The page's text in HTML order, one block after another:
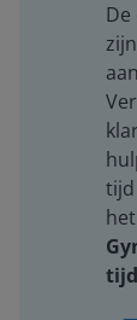
tijd